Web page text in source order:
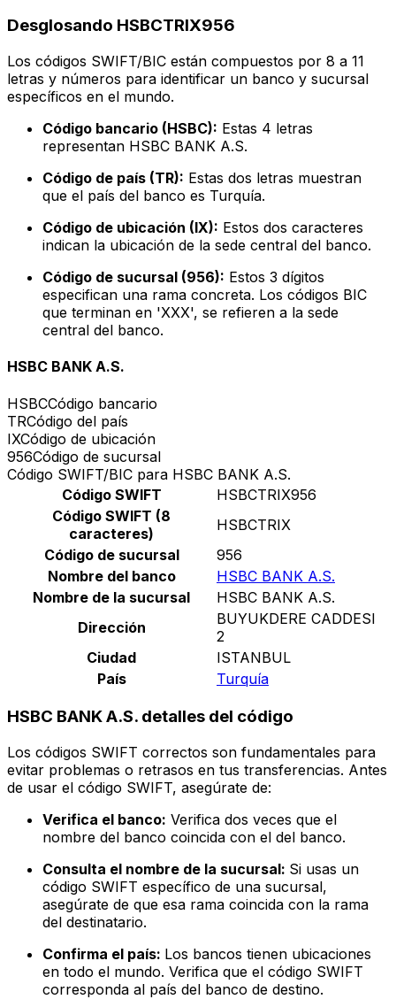
Desglosando HSBCTRIX956
Los códigos SWIFT/BIC están compuestos por 8 a 11
letras y números para identificar un banco y sucursal
específicos en el mundo.
Código bancario (HSBC): Estas 4 letras
representan HSBC BANK A.S.
Código de país (TR): Estas dos letras muestran
que el país del banco es Turquía.
Código de ubicación (IX): Estos dos caracteres
indican la ubicación de la sede central del banco.
Código de sucursal (956): Estos 3 dígitos
especifican una rama concreta. Los códigos BIC
que terminan en 'XXX', se refieren a la sede
central del banco.
HSBC BANK A.S.
HSBCCódigo bancario
TRCódigo del país
IXCódigo de ubicación
956Código de sucursal
Código SWIFT/BIC para HSBC BANK A.S.
Código SWIFT
HSBCTRIX956
Código SWIFT (8
caracteres)
HSBCTRIX
Código de sucursal
956
Nombre del banco
HSBC BANK A.S.
Nombre de la sucursal
HSBC BANK A.S.
Dirección
BUYUKDERE CADDESI
2
Ciudad
ISTANBUL
País
Turquía
HSBC BANK A.S. detalles del código
Los códigos SWIFT correctos son fundamentales para
evitar problemas o retrasos en tus transferencias. Antes
de usar el código SWIFT, asegúrate de:
Verifica el banco: Verifica dos veces que el
nombre del banco coincida con el del banco.
Consulta el nombre de la sucursal: Si usas un
código SWIFT específico de una sucursal,
asegúrate de que esa rama coincida con la rama
del destinatario.
Confirma el país: Los bancos tienen ubicaciones
en todo el mundo. Verifica que el código SWIFT
corresponda al país del banco de destino.